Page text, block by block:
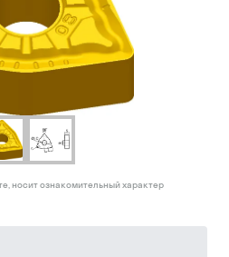
носит ознакомительный характер